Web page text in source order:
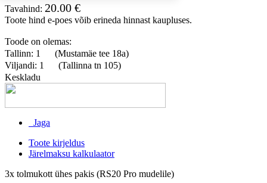
Tavahind: 20.00 €
Toote hind e-poes võib erineda hinnast kaupluses.
Toode on olemas:
Tallinn: 1
(Mustamäe tee 18a)
Viljandi: 1
(Tallinna tn 105)
Keskladu
Jaga
Toote kirjeldus
Järelmaksu kalkulaator
3x tolmukott ühes pakis (RS20 Pro mudelile)